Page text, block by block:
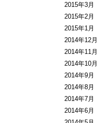
2015年3月
2015年2月
2015年1月
2014年12月
2014年11月
2014年10月
2014年9月
2014年8月
2014年7月
2014年6月